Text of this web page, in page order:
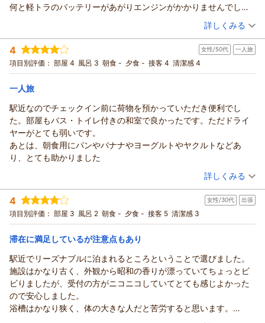
何と軽トラのバッテリーがあがりエンジンがかかりませんでし
親切に対応していただき、短時間で無事仕事に行くことができま
した。感謝しております。
（投稿日：2025/12/07）
宿泊時期： 2025年12月宿泊 (出張)
投稿者： ゆーさん(男性/60代)
宿泊プラン： シングル素泊まり（喫煙可）☆全室ＷiＦi＆有線ＬＡＮ接続無
料☆
シングル 食事なし
宿泊価格帯：
詳しくみる
4 女性/50代 一人旅
項目別評価： 部屋 4 風呂 3 朝食 - 夕食 - 接客 4 清潔感 4
一人旅
駅近なのでチェックイン前に荷物を預かっていただき便利でし
た。部屋もバス・トイレ付きの和室で良かったです。ただドライ
ヤーがとても弱いです。
あとは、朝食用にパンやバナナやヨーグルトやヤクルトなどあ
り、とても助かりました
（投稿日：2025/11/20）
宿泊時期： 2025年11月宿泊 (一人旅)
投稿者： けいたんさん
宿泊プラン： 【禁煙】（和室）全室バストイレ完備★無料ＷiＦ、有線ＬＡＮ
接続可★素泊まり
和室 食事なし
宿泊価格帯： 7,001～8,000円(大人一人あたり/税込)
詳しくみる
4 女性/30代 出張
項目別評価： 部屋 3 風呂 2 朝食 - 夕食 - 接客 5 清潔感 3
滞在に満足しているが注意点もあり
駅近でリーズナブルに泊まれるところということで選びました。
施設はかなり古く、外観から昭和の香りが漂っていてちょっとビ
ビりましたが、受付の方がニコニコしていてとても感じよかった
ので安心しました。
浴槽はかなり狭く、体の大きな人だと苦労すると思います。
近くに銭湯があるようなのでそちらの利用を検討するといいかも